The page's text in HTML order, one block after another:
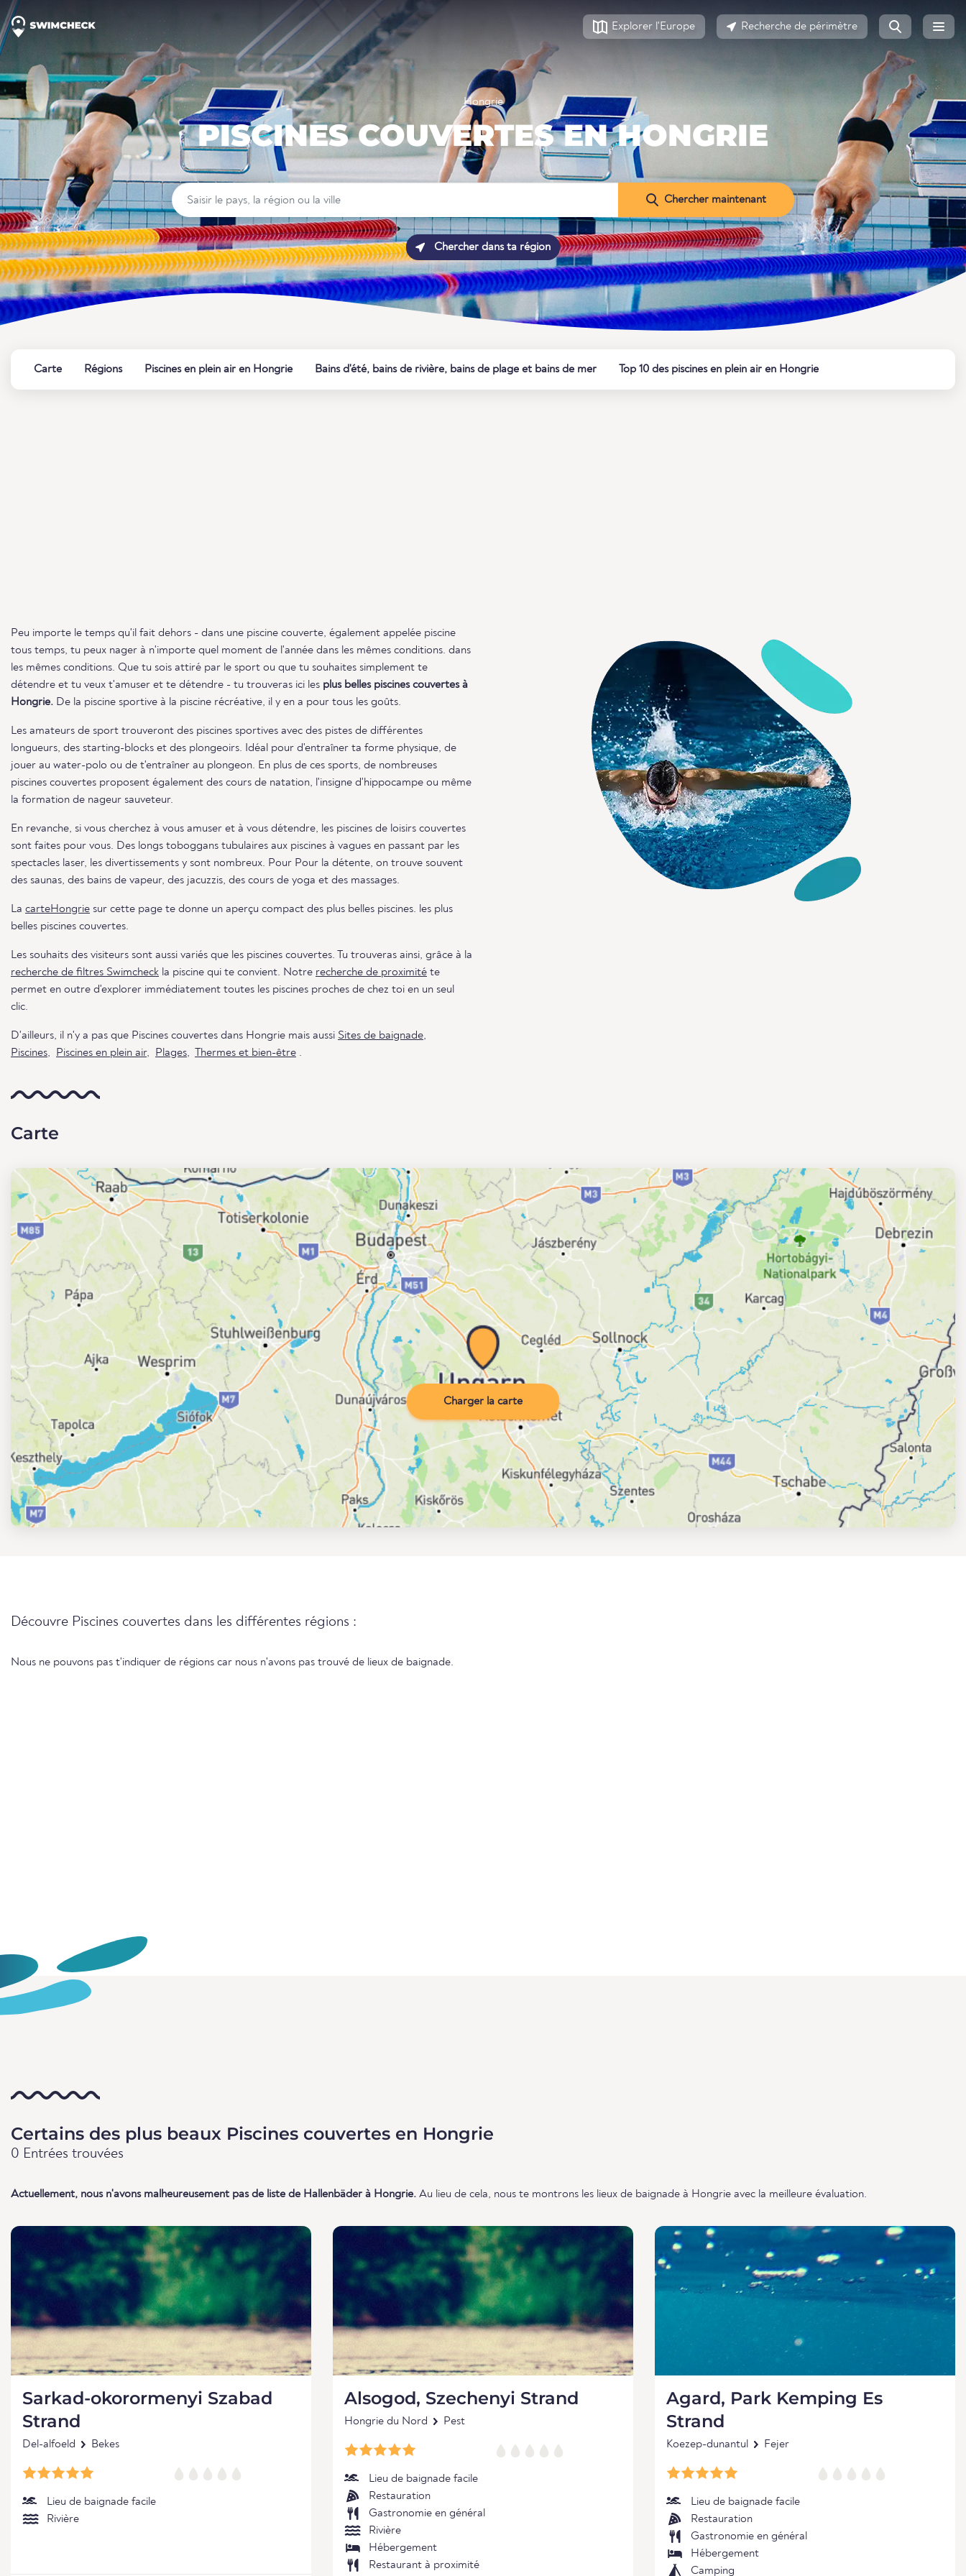
Explorer l'Europe Recherche de périmètre
Hongrie
PISCINES COUVERTES EN HONGRIE
Chercher maintenant
Chercher dans ta région
Carte Régions Piscines en plein air en Hongrie Bains d'été, bains de rivière, bains de plage et bains de mer Top 10 des piscines en plein air en Hongrie
Peu importe le temps qu'il fait dehors - dans une piscine couverte, également appelée piscine
tous temps, tu peux nager à n'importe quel moment de l'année dans les mêmes conditions. dans
les mêmes conditions. Que tu sois attiré par le sport ou que tu souhaites simplement te
détendre et tu veux t'amuser et te détendre - tu trouveras ici les plus belles piscines couvertes à
Hongrie. De la piscine sportive à la piscine récréative, il y en a pour tous les goûts.
Les amateurs de sport trouveront des piscines sportives avec des pistes de différentes
longueurs, des starting-blocks et des plongeoirs. Idéal pour d'entraîner ta forme physique, de
jouer au water-polo ou de t'entraîner au plongeon. En plus de ces sports, de nombreuses
piscines couvertes proposent également des cours de natation, l'insigne d'hippocampe ou même
la formation de nageur sauveteur.
En revanche, si vous cherchez à vous amuser et à vous détendre, les piscines de loisirs couvertes
sont faites pour vous. Des longs toboggans tubulaires aux piscines à vagues en passant par les
spectacles laser, les divertissements y sont nombreux. Pour Pour la détente, on trouve souvent
des saunas, des bains de vapeur, des jacuzzis, des cours de yoga et des massages.
La carteHongrie sur cette page te donne un aperçu compact des plus belles piscines. les plus
belles piscines couvertes.
Les souhaits des visiteurs sont aussi variés que les piscines couvertes. Tu trouveras ainsi, grâce à la
recherche de filtres Swimcheck la piscine qui te convient. Notre recherche de proximité te
permet en outre d'explorer immédiatement toutes les piscines proches de chez toi en un seul
clic.
D'ailleurs, il n'y a pas que Piscines couvertes dans Hongrie mais aussi Sites de baignade,
Piscines, Piscines en plein air, Plages, Thermes et bien-être .
Carte
Charger la carte
Découvre Piscines couvertes dans les différentes régions :
Nous ne pouvons pas t'indiquer de régions car nous n'avons pas trouvé de lieux de baignade.
Certains des plus beaux Piscines couvertes en Hongrie
0 Entrées trouvées
Actuellement, nous n'avons malheureusement pas de liste de Hallenbäder à Hongrie. Au lieu de cela, nous te montrons les lieux de baignade à Hongrie avec la meilleure évaluation.
Sarkad-okorormenyi Szabad
Strand
Del-alfoeld Bekes
Lieu de baignade facile
Rivière
Alsogod, Szechenyi Strand
Hongrie du Nord Pest
Lieu de baignade facile
Restauration
Gastronomie en général
Rivière
Hébergement
Restaurant à proximité
Agard, Park Kemping Es
Strand
Koezep-dunantul Fejer
Lieu de baignade facile
Restauration
Gastronomie en général
Hébergement
Camping